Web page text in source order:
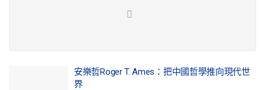
安樂哲Roger T. Ames：把中國哲學推向現代世
界